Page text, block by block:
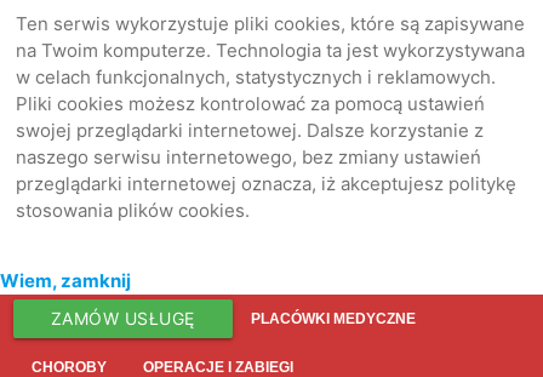
Ten serwis wykorzystuje pliki cookies, które są zapisywane
na Twoim komputerze. Technologia ta jest wykorzystywana
w celach funkcjonalnych, statystycznych i reklamowych.
Pliki cookies możesz kontrolować za pomocą ustawień
swojej przeglądarki internetowej. Dalsze korzystanie z
naszego serwisu internetowego, bez zmiany ustawień
przeglądarki internetowej oznacza, iż akceptujesz politykę
stosowania plików cookies.
Wiem, zamknij
ZAMÓW USŁUGĘ PLACÓWKI MEDYCZNE
CHOROBY OPERACJE I ZABIEGI